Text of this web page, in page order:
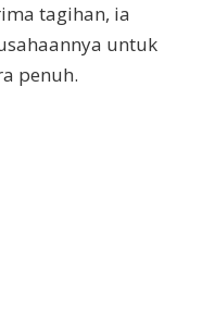
tagihan, ia
untuk
penuh.